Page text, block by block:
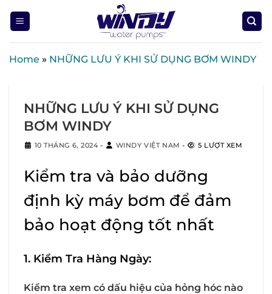
Home » NHỮNG LƯU Ý KHI SỬ DỤNG BƠM WINDY
NHỮNG LƯU Ý KHI SỬ DỤNG
BƠM WINDY
10 THÁNG 6, 2024- WINDY VIỆT NAM - 5 LƯỢT XEM
Kiểm tra và bảo dưỡng
định kỳ máy bơm để đảm
bảo hoạt động tốt nhất
1. Kiểm Tra Hàng Ngày:
Kiểm tra xem có dấu hiệu của hỏng hóc nào